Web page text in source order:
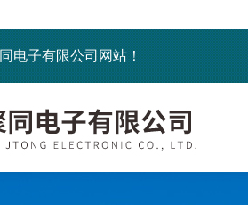
电子有限公司网站！